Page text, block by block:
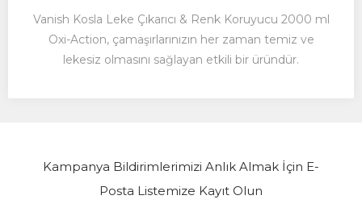
Vanish Kosla Leke Çıkarıcı & Renk Koruyucu 2000 ml
Oxi-Action,çamaşırlarınızın her zaman temiz ve
lekesiz olmasını sağlayan etkili bir üründür.
Kampanya Bildirimlerimizi Anlık Almak İçin E-
Posta Listemize Kayıt Olun